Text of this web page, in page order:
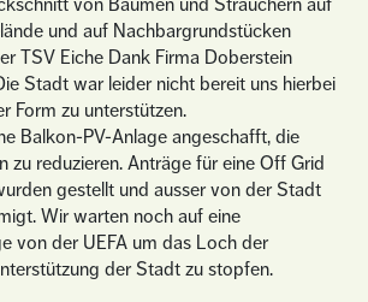
von Bäumen und Sträuchern auf
und auf Nachbargrundstücken
TSV Eiche Dank Firma Doberstein
Stadt war leider nicht bereit uns hierbei
Form zu unterstützen.
Balkon-PV-Anlage angeschafft, die
zu reduzieren. Anträge für eine Off Grid
gestellt und ausser von der Stadt
Wir warten noch auf eine
von der UEFA um das Loch der
der Stadt zu stopfen.